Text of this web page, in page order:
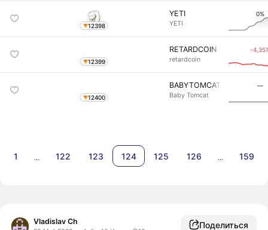
12398
YETI
YETI
0%
12399
RETARDCOIN
retardcoin
-
12400
BABYTOMCAT
Baby Tomcat
―
1 … 122 123 124 125 126 … 159
Vladislav Ch Поделиться